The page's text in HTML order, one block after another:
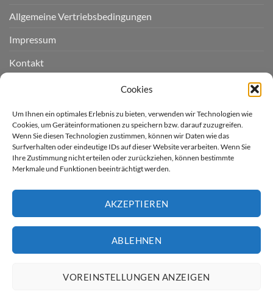
Cookies
Um Ihnen ein optimales Erlebnis zu bieten, verwenden wir Technologien wie
Cookies, um Geräteinformationen zu speichern bzw. darauf zuzugreifen.
Wenn Sie diesen Technologien zustimmen, können wir Daten wie das
Surfverhalten oder eindeutige IDs auf dieser Website verarbeiten. Wenn Sie
Ihre Zustimmung nicht erteilen oder zurückziehen, können bestimmte
Merkmale und Funktionen beeinträchtigt werden.
AKZEPTIEREN
ABLEHNEN
VOREINSTELLUNGEN ANZEIGEN
Allgemeine Vertriebsbedingungen
Impressum
Kontakt
Cookie-Richtlinie (EU)
LIEFERGEBIET
nur nach Deutschland.
* Kostenloser Versand innerhalb